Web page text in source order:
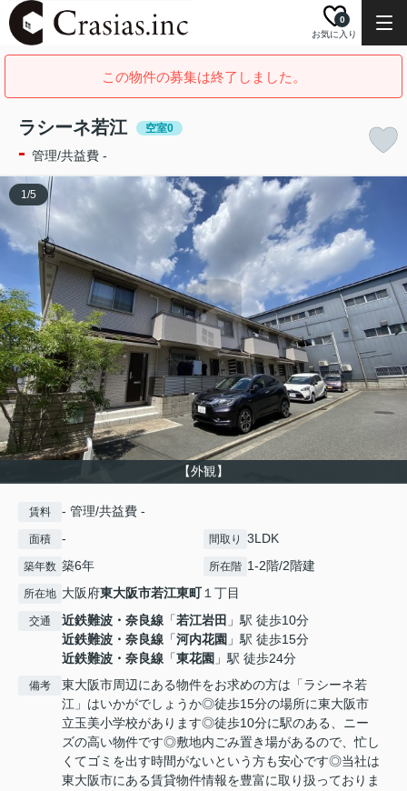
お気に入り
0
この物件の募集は終了しました。
ラシーネ若江 空室0
- 管理/共益費 -
【外観】
1/5
賃料 - 管理/共益費 -
面積 - 間取り 3LDK
築年数 築6年 所在階 1-2階/2階建
所在地 大阪府東大阪市若江東町１丁目
交通 近鉄難波・奈良線 「若江岩田 」駅 徒歩10分
近鉄難波・奈良線 「河内花園 」駅 徒歩15分
近鉄難波・奈良線 「東花園 」駅 徒歩24分
備考
東大阪市周辺にある物件をお求めの方は「ラシーネ若
江」はいかがでしょうか◎徒歩15分の場所に東大阪市
立玉美小学校があります◎徒歩10分に駅のある、ニー
ズの高い物件です◎敷地内ごみ置き場があるので、忙し
くてゴミを出す時間がないという方も安心です◎当社は
東大阪市にある賃貸物件情報を豊富に取り扱っておりま